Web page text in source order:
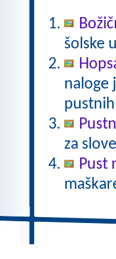
šolske
naloge
za
Pust